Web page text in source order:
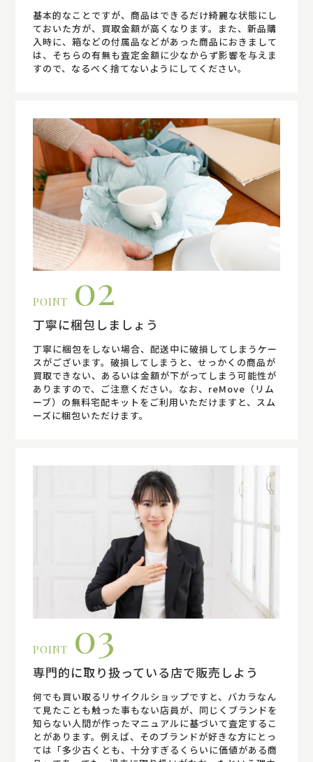
基本的なことですが、商品はできるだけ綺麗な状態にし
ておいた方が、買取金額が高くなります。また、新品購
入時に、箱などの付属品などがあった商品におきまして
は、そちらの有無も査定金額に少なからず影響を与えま
すので、なるべく捨てないようにしてください。
POINT 02
丁寧に梱包しましょう
丁寧に梱包をしない場合、配送中に破損してしまうケー
スがございます。破損してしまうと、せっかくの商品が
買取できない、あるいは金額が下がってしまう可能性が
ありますので、ご注意ください。なお、reMove（リム
ーブ）の無料宅配キットをご利用いただけますと、スム
ーズに梱包いただけます。
POINT 03
専門的に取り扱っている店で販売しよう
何でも買い取るリサイクルショップですと、バカラなん
て見たことも触った事もない店員が、同じくブランドを
知らない人間が作ったマニュアルに基づいて査定するこ
とがあります。例えば、そのブランドが好きな方にとっ
ては「多少古くとも、十分すぎるくらいに価値がある商